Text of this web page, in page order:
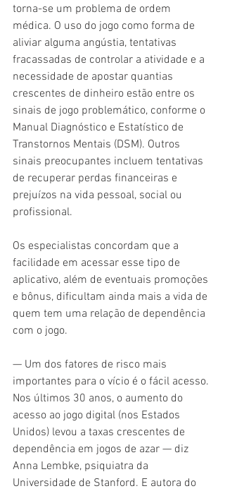
torna-se um problema de ordem
médica. O uso do jogo como forma de
aliviar alguma angústia, tentativas
fracassadas de controlar a atividade e a
necessidade de apostar quantias
crescentes de dinheiro estão entre os
sinais de jogo problemático, conforme o
Manual Diagnóstico e Estatístico de
Transtornos Mentais (DSM). Outros
sinais preocupantes incluem tentativas
de recuperar perdas financeiras e
prejuízos na vida pessoal, social ou
profissional.
Os especialistas concordam que a
facilidade em acessar esse tipo de
aplicativo, além de eventuais promoções
e bônus, dificultam ainda mais a vida de
quem tem uma relação de dependência
com o jogo.
— Um dos fatores de risco mais
importantes para o vício é o fácil acesso.
Nos últimos 30 anos, o aumento do
acesso ao jogo digital (nos Estados
Unidos) levou a taxas crescentes de
dependência em jogos de azar — diz
Anna Lembke, psiquiatra da
Universidade de Stanford. E autora do